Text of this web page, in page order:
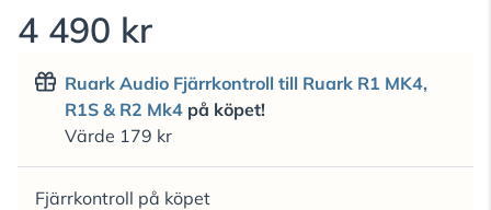
4 490 kr
Ruark Audio Fjärrkontroll till Ruark R1 MK4,
R1S & R2 Mk4 på köpet!
Värde 179 kr
Fjärrkontroll på köpet